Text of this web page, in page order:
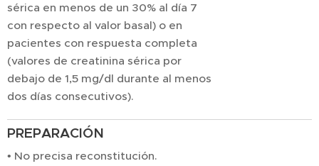
sérica en menos de un 30% al día 7
con respecto al valor basal) o en
pacientes con respuesta completa
(valores de creatinina sérica por
debajo de 1,5 mg/dl durante al menos
dos días consecutivos).
PREPARACIÓN
• No precisa reconstitución.